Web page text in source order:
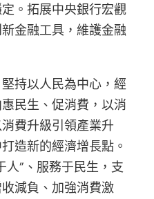
。拓展中央銀行宏觀
金融工具，維護金融
持以人民為中心，經
民生、促消費，以消
費升級引領產業升
造新的經濟增長點。
人”、服務于民生，支
減負、加強消費激